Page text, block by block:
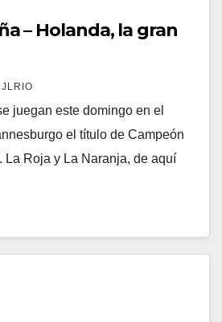
– Holanda, la gran
JLRIO
juegan este domingo en el
el título de Campeón
La Roja y La Naranja, de aquí